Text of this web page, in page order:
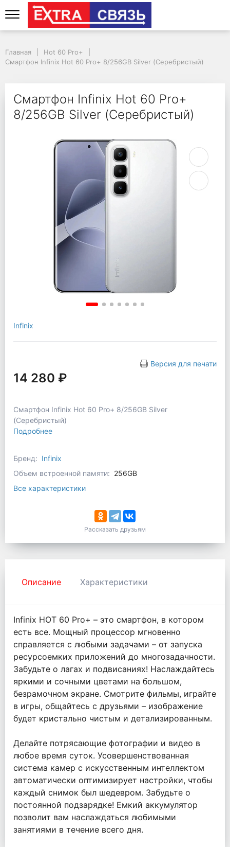
Смартфон Infinix Hot
Главная
Hot 60 Pro+
Смартфон Infinix Hot 60 Pro+ 8/256GB Silver (Серебристый)
Смартфон Infinix Hot 60 Pro+
8/256GB Silver (Серебристый)
Infinix
Версия для печати
14 280 ₽
Смартфон Infinix Hot 60 Pro+ 8/256GB Silver
(Серебристый)
Подробнее
Бренд: Infinix
Объем встроенной памяти: 256GB
Все характеристики
Рассказать друзьям
Описание Характеристики
Infinix HOT 60 Pro+ – это смартфон, в котором
есть все. Мощный процессор мгновенно
справляется с любыми задачами – от запуска
ресурсоемких приложений до многозадачности.
Забудьте о лагах и подвисаниях! Наслаждайтесь
яркими и сочными цветами на большом,
безрамочном экране. Смотрите фильмы, играйте
в игры, общайтесь с друзьями – изображение
будет кристально чистым и детализированным.
Делайте потрясающие фотографии и видео в
любое время суток. Усовершенствованная
система камер с искусственным интеллектом
автоматически оптимизирует настройки, чтобы
каждый снимок был шедевром. Забудьте о
постоянной подзарядке! Емкий аккумулятор
позволит вам наслаждаться любимыми
занятиями в течение всего дня.